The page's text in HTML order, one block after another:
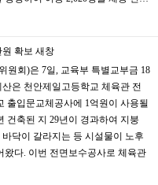
원 확보 새창
원회)은 7일, 교육부 특별교부금 18
은 천안제일고등학교 체육관 전
출입문교체공사에 1억원이 사용될
건축된 지 29년이 경과하여 지붕
닥이 갈라지는 등 시설물이 노후
왔다. 이번 전면보수공사로 체육관